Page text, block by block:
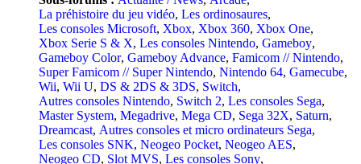
La préhistoire du jeu vidéo, Les ordinosaures,
Les consoles Microsoft, Xbox, Xbox 360, Xbox One,
Xbox Serie S & X, Les consoles Nintendo, Gameboy,
Gameboy Color, Gameboy Advance, Famicom // Nintendo,
Super Famicom // Super Nintendo, Nintendo 64, Gamecube,
Wii, Wii U, DS & 2DS & 3DS, Switch,
Autres consoles Nintendo, Switch 2, Les consoles Sega,
Master System, Megadrive, Mega CD, Sega 32X, Saturn,
Dreamcast, Autres consoles et micro ordinateurs Sega,
Les consoles SNK, Neogeo Pocket, Neogeo AES,
Neogeo CD, Slot MVS, Les consoles Sony,